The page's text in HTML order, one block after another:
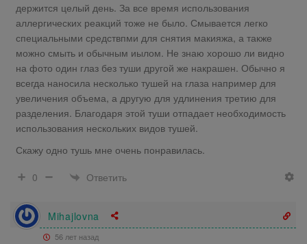
держится целый день. За все время использования
аллергических реакций тоже не было. Смывается легко
специальными средствпми для снятия макияжа, а также
можно смыть и обычным иылом. Не знаю хорошо ли видно
на фото один глаз без туши другой же накрашен. Обычно я
всегда наносила несколько тушей на глаза например для
увеличения объема, а другую для удлинения третию для
разделения. Благодаря этой туши отпадает необходимость
использования нескольких видов тушей.
Скажу одно тушь мне очень понравилась.
0
Ответить
Mihajlovna
56 лет назад